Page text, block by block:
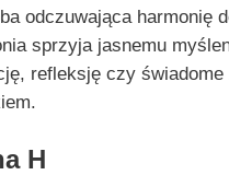
odczuwająca harmonię
sprzyja jasnemu
refleksję czy
H